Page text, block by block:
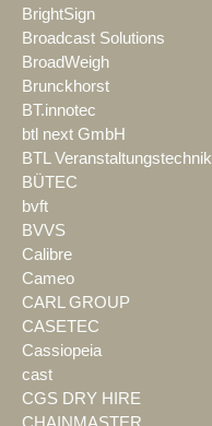
BrightSign
Broadcast Solutions
BroadWeigh
Brunckhorst
BT.innotec
btl next GmbH
BTL Veranstaltungstechnik
BÜTEC
bvft
BVVS
Calibre
Cameo
CARL GROUP
CASETEC
Cassiopeia
cast
CGS DRY HIRE
CHAINMASTER